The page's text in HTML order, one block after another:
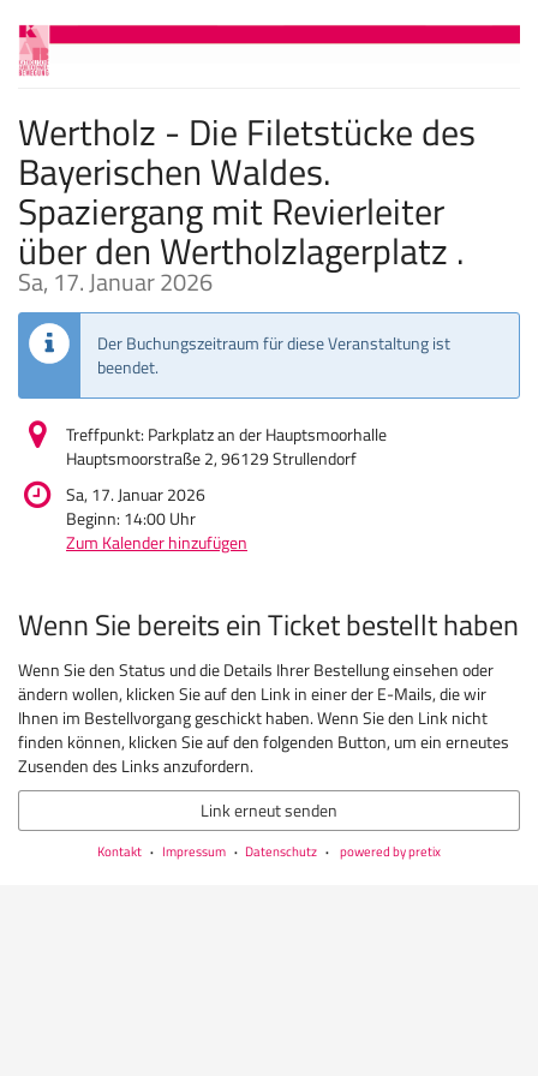
Zum
Haupt-
Inhalt
Wertholz - Die Filetstücke des
Bayerischen Waldes.
Spaziergang mit Revierleiter
über den Wertholzlagerplatz .
Sa, 17. Januar 2026
Der Buchungszeitraum für diese Veranstaltung ist
beendet.
Treffpunkt: Parkplatz an der Hauptsmoorhalle
Hauptsmoorstraße 2, 96129 Strullendorf
Sa, 17. Januar 2026
Beginn: 14:00Uhr
Zum Kalender hinzufügen
Wenn Sie bereits ein Ticket bestellt haben
Wenn Sie den Status und die Details Ihrer Bestellung einsehen oder
ändern wollen, klicken Sie auf den Link in einer der E-Mails, die wir
Ihnen im Bestellvorgang geschickt haben. Wenn Sie den Link nicht
finden können, klicken Sie auf den folgenden Button, um ein erneutes
Zusenden des Links anzufordern.
Link erneut senden
Kontakt Impressum Datenschutz powered by pretix